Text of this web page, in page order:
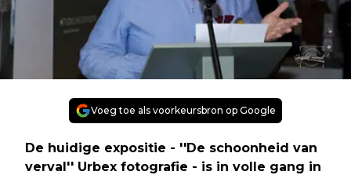
Voeg toe als voorkeursbron op Google
De huidige expositie - ''De schoonheid van
verval'' Urbex fotografie - is in volle gang in